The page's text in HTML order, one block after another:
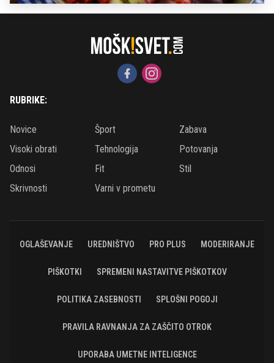
RUBRIKE:
Novice Šport
Zabava
Visoki obrati
Tehnologija
Potovanja
Odnosi
Fit
Stil
Skrivnosti
Varni v prometu
OGLAŠEVANJE UREDNIŠTVO PRO PLUS MODERIRANJE
PIŠKOTKI SPREMENI NASTAVITVE PIŠKOTKOV
POLITIKA ZASEBNOSTI SPLOŠNI POGOJI
PRAVILA RAVNANJA ZA ZAŠČITO OTROK
UPORABA UMETNE INTELIGENCE